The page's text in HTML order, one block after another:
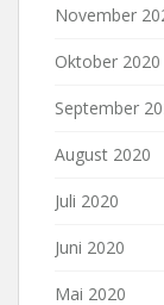
November
Oktober 2020
September
August 2020
Juli 2020
Juni 2020
Mai 2020